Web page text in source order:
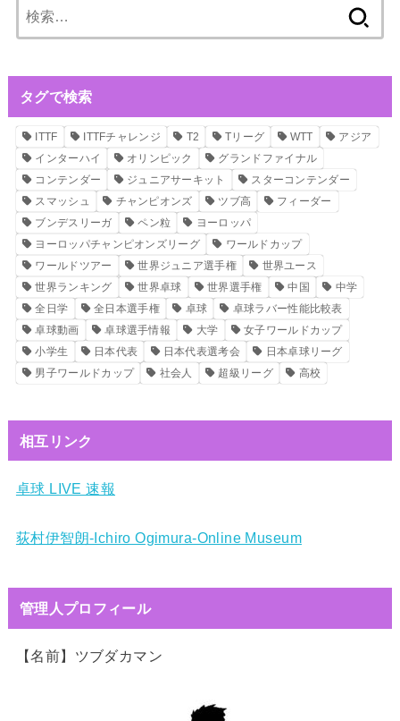
索:
タグで検索
ITTF ITTFチャレンジ T2 Tリーグ WTT
アジア
インターハイ
オリンピック
グランドファイナル
コンテンダー
ジュニアサーキット
スターコンテンダー
スマッシュ
チャンピオンズ ツブ高
フィーダー
ブンデスリーガ
ペン粒
ヨーロッパ
ヨーロッパチャンピオンズリーグ
ワールドカップ
ワールドツアー
世界ジュニア選手権
世界ユース
世界ランキング
世界卓球 世界選手権 中国
中学
全日学
全日本選手権 卓球
卓球ラバー性能比較表
卓球動画
卓球選手情報 大学
女子ワールドカップ
小学生
日本代表 日本代表選考会
日本卓球リーグ
男子ワールドカップ
社会人 超級リーグ 高校
相互リンク
卓球 LIVE 速報
荻村伊智朗-Ichiro Ogimura-Online Museum
管理人プロフィール
【名前】ツブダカマン